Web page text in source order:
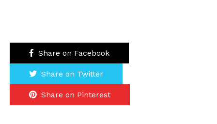
Share on Facebook
Share on Twitter
Share on Pinterest